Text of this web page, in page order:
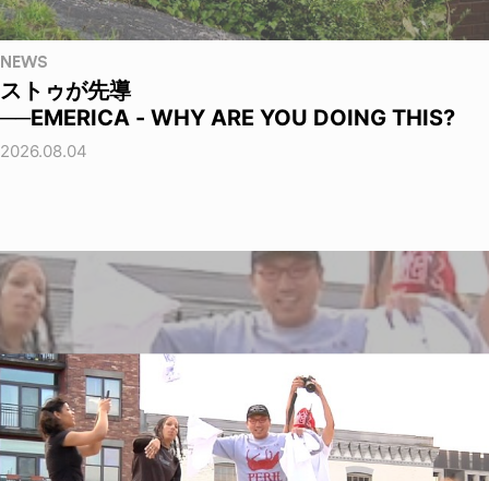
NEWS
ストゥが先導
──EMERICA - WHY ARE YOU DOING THIS?
2026.08.04